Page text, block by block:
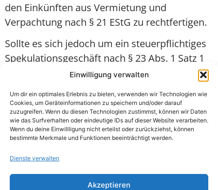
Einwilligung verwalten
Um dir ein optimales Erlebnis zu bieten, verwenden wir Technologien wie
Cookies, um Geräteinformationen zu speichern und/oder darauf
zuzugreifen. Wenn du diesen Technologien zustimmst, können wir Daten
wie das Surfverhalten oder eindeutige IDs auf dieser Website verarbeiten.
Wenn du deine Einwillligung nicht erteilst oder zurückziehst, können
bestimmte Merkmale und Funktionen beeinträchtigt werden.
Dienste verwalten
Akzeptieren
den Einkünften aus Vermietung und
Verpachtung nach § 21 EStG zu rechtfertigen.
Sollte es sich jedoch um ein steuerpflichtiges
Spekulationsgeschäft nach § 23 Abs. 1 Satz 1
Nr. 1 EStG handeln, können Werbungskosten